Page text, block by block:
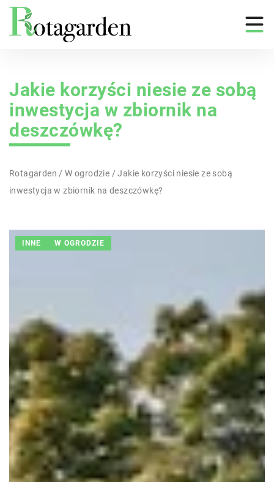
Jakie korzyści niesie ze sobą
inwestycja w zbiornik na
deszczówkę?
Rotagarden /W ogrodzie /Jakie korzyści niesie ze sobą
inwestycja w zbiornik na deszczówkę?
INNE W OGRODZIE